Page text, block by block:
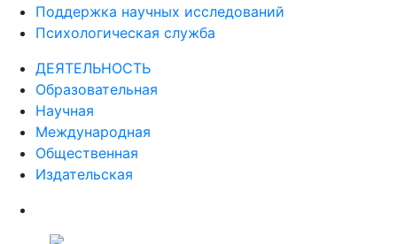
Поддержка научных исследований
Психологическая служба
ДЕЯТЕЛЬНОСТЬ
Образовательная
Научная
Международная
Общественная
Издательская